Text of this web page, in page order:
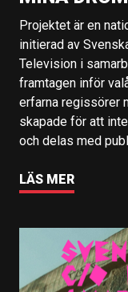
Projektet är en
initierad av
Television i
framtagen inför
erfarna regissörer
skapade för att
och delas med
LÄS MER